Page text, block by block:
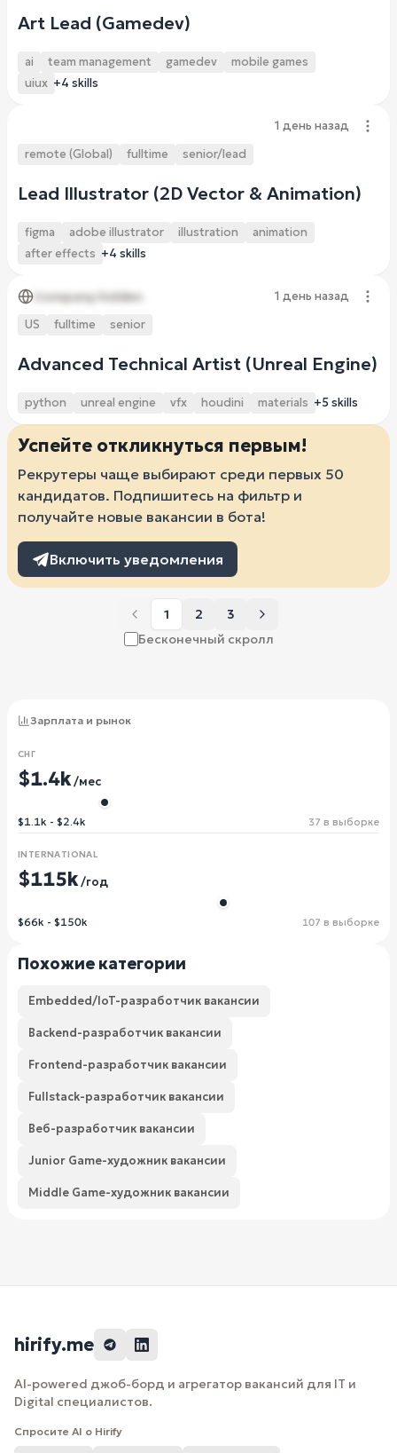
Art Lead (Gamedev)
ai team management gamedev
mobile games
uiux +4 skills
remote (Global) fulltime senior/lead
1 день назад
Lead Illustrator (2D Vector & Animation)
figma adobe illustrator illustration
animation
after effects +4 skills
Company hidden
US fulltime senior
1 день назад
Advanced Technical Artist (Unreal Engine)
python unreal engine vfx houdini materials +5 skills
Успейте откликнуться первым!
Рекрутеры чаще выбирают среди первых 50
кандидатов. Подпишитесь на фильтр и
получайте новые вакансии в бота!
Включить уведомления
1 2
3
Бесконечный скролл
Зарплата и рынок
СНГ
$1.4k/мес
$1.1k - $2.4k 37 в выборке
INTERNATIONAL
$115k/год
$66k - $150k 107 в выборке
Похожие категории
Embedded/IoT-разработчик вакансии
Backend-разработчик вакансии
Frontend-разработчик вакансии
Fullstack-разработчик вакансии
Веб-разработчик вакансии
Junior Game-художник вакансии
Middle Game-художник вакансии
hirify.me
AI-powered джоб-борд и агрегатор вакансий для IT и
Digital специалистов.
Спросите AI о Hirify